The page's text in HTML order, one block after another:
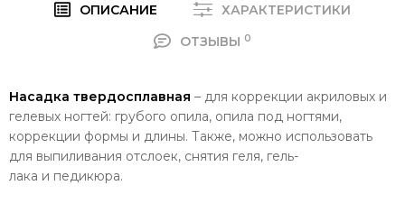
ОПИСАНИЕ
ХАРАКТЕРИСТИКИ
ОТЗЫВЫ 0
Насадка твердосплавная – для коррекции акриловых и
гелевых ногтей: грубого опила, опила под ногтями,
коррекции формы и длины. Также, можно использовать
для выпиливания отслоек, снятия геля, гель-
лака и педикюра.